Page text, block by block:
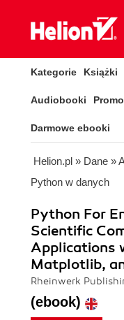
Kategorie Książki
Audiobooki
Darmowe ebooki
Helion.pl » Dane »
Python w danych
Python For
Scientific
Applications
Matplotlib,
Rheinwerk
(ebook)